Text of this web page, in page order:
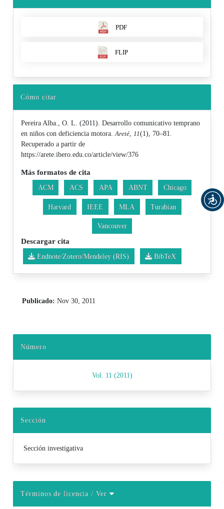
PDF
FLIP
Cómo citar
Pereira Alba., O. L. (2011). Desarrollo comunicativo temprano
en niños con deficiencia motora.Areté,11(1), 70–81.
Recuperado a partir de
https://arete.ibero.edu.co/article/view/376
Más formatos de cita
ACM ACS APA ABNT Chicago
Harvard IEEE MLA Turabian
Vancouver
Descargar cita
Endnote/Zotero/Mendeley (RIS) BibTeX
Publicado: Nov 30, 2011
Número
Vol. 11 (2011)
Sección
Sección investigativa
Términos de licencia/ Ver